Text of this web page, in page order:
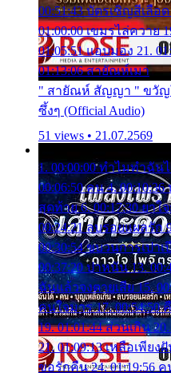
00:51:43 บัตรเชิญสีเลือ
01:00:00 เขมรไล่ควาย
01:05:51 แอบมอง 21.
01:13:06 สายัณห์เมา
" สายัณห์ สัญญา " ขวัญใ
ซึ้งๆ (Official Audio)
51 views • 21.07.2569
1. 00:00:00 ทำไมทำฉัน
00:06:50 คน 4.
สุดท้าย 6. 00:17:30 ยาใ
00:24:21 ลบรอยแผลรัก
00:30:54 ขบวนการเปาเ
00:37:20 ปาหนัน 13.
ฉันแล้วจงตายเสีย 15.
คนใจมาร 17. 00:54:50
19. 01:01:44 ส่วนเกิน
21. 01:09:13 เหลือเพียง
ขอรักคืน 24. 01:19:56 ค